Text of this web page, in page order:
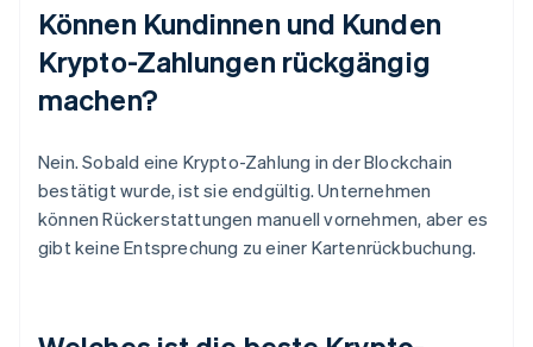
Können Kundinnen und Kunden
Krypto-Zahlungen rückgängig
machen?
Nein. Sobald eine Krypto-Zahlung in der Blockchain
bestätigt wurde, ist sie endgültig. Unternehmen
können Rückerstattungen manuell vornehmen, aber es
gibt keine Entsprechung zu einer Kartenrückbuchung.